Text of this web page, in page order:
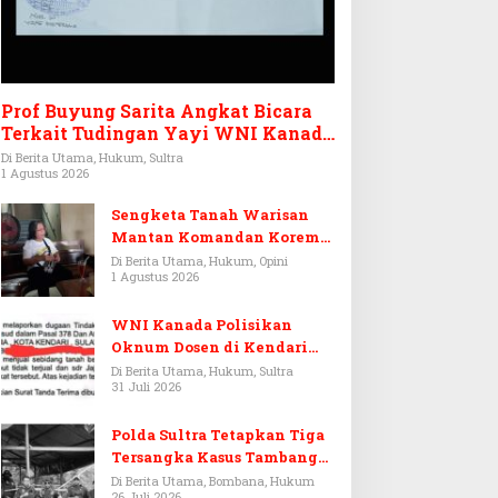
Prof Buyung Sarita Angkat Bicara
Terkait Tudingan Yayi WNI Kanada
Ditagih Utang Rp3,6 Miliar
Di Berita Utama, Hukum, Sultra
1 Agustus 2026
Sengketa Tanah Warisan
Mantan Komandan Korem
143/HO, Ketika Warisan
Menjadi Arena Pemerasan
Di Berita Utama, Hukum, Opini
1 Agustus 2026
WNI Kanada Polisikan
Oknum Dosen di Kendari
Terkait Aset Puluhan Miliar
Di Berita Utama, Hukum, Sultra
31 Juli 2026
Polda Sultra Tetapkan Tiga
Tersangka Kasus Tambang
Emas Ilegal di Bombana
Di Berita Utama, Bombana, Hukum